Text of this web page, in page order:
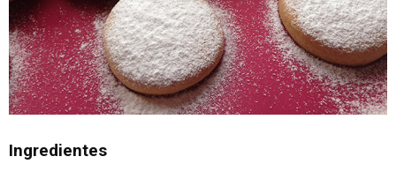
Ingredientes